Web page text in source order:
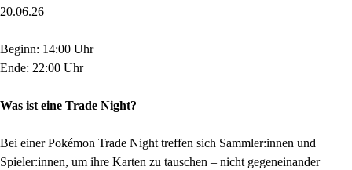
20.06.26
Beginn: 14:00 Uhr
Ende: 22:00 Uhr
Was ist eine Trade Night?
Bei einer Pokémon Trade Night treffen sich Sammler:innen und
Spieler:innen, um ihre Karten zu tauschen – nicht gegeneinander